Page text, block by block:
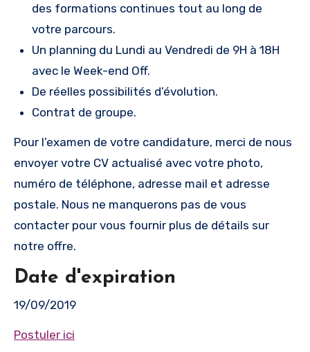
des formations continues tout au long de
votre parcours.
Un planning du Lundi au Vendredi de 9H à 18H
avec le Week-end Off.
De réelles possibilités d’évolution.
Contrat de groupe.
Pour l’examen de votre candidature, merci de nous
envoyer votre CV actualisé avec votre photo,
numéro de téléphone, adresse mail et adresse
postale. Nous ne manquerons pas de vous
contacter pour vous fournir plus de détails sur
notre offre.
Date d'expiration
19/09/2019
Postuler ici